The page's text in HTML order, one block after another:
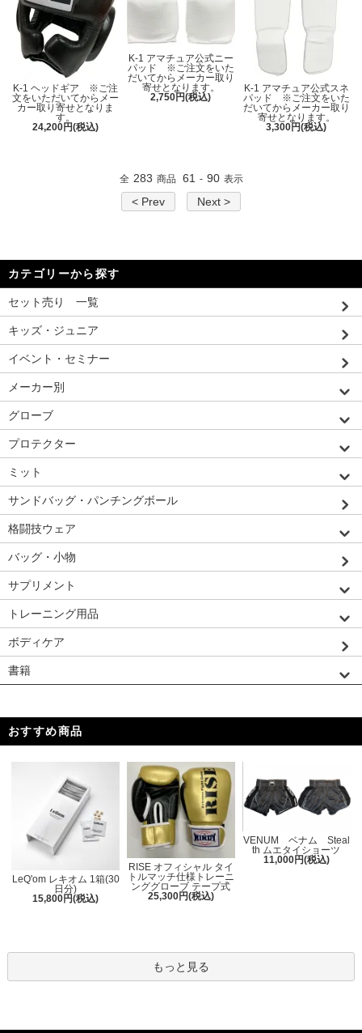
K-1 ヘッドギア ※ご注
文をいただいてからメー
カー取り寄せとなりま
す。
24,200円(税込)
K-1 アマチュア公式ニー
パッド ※ご注文をいた
だいてからメーカー取り
寄せとなります。
2,750円(税込)
K-1 アマチュア公式スネ
パッド ※ご注文をいた
だいてからメーカー取り
寄せとなります。
3,300円(税込)
全 283 商品 61 - 90 表示
< Prev Next >
カテゴリーから探す
セット売り 一覧
キッズ・ジュニア
イベント・セミナー
メーカー別
グローブ
プロテクター
ミット
サンドバッグ・パンチングボール
格闘技ウェア
バッグ・小物
サプリメント
トレーニング用品
ボディケア
書籍
おすすめ商品
LeQ'om レキオム 1箱(30
日分)
15,800円(税込)
RISE オフィシャル タイ
トルマッチ仕様トレーニ
ンググローブ テープ式
25,300円(税込)
VENUM ベナム Steal
th ムエタイショーツ
11,000円(税込)
もっと見る